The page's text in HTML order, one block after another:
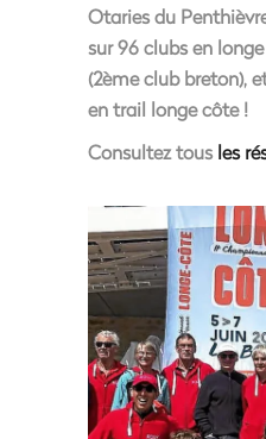
Otaries du
sur 96 clubs en
(2ème club breton),
en trail longe côte !
Consultez tous les